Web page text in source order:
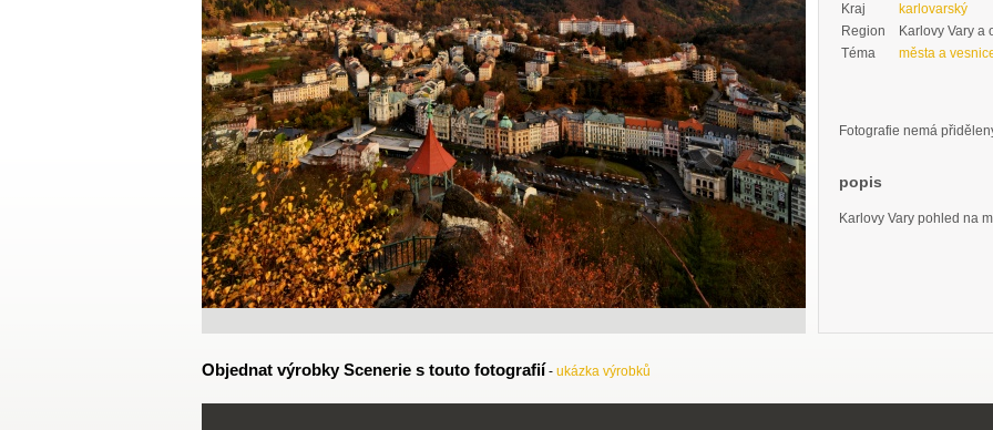
Kraj
karlovarský
Region
Karlovy Vary a
Téma
města a
Fotografie nemá
popis
Karlovy Vary pohled na
Objednat výrobky Scenerie s touto fotografií - ukázka výrobků